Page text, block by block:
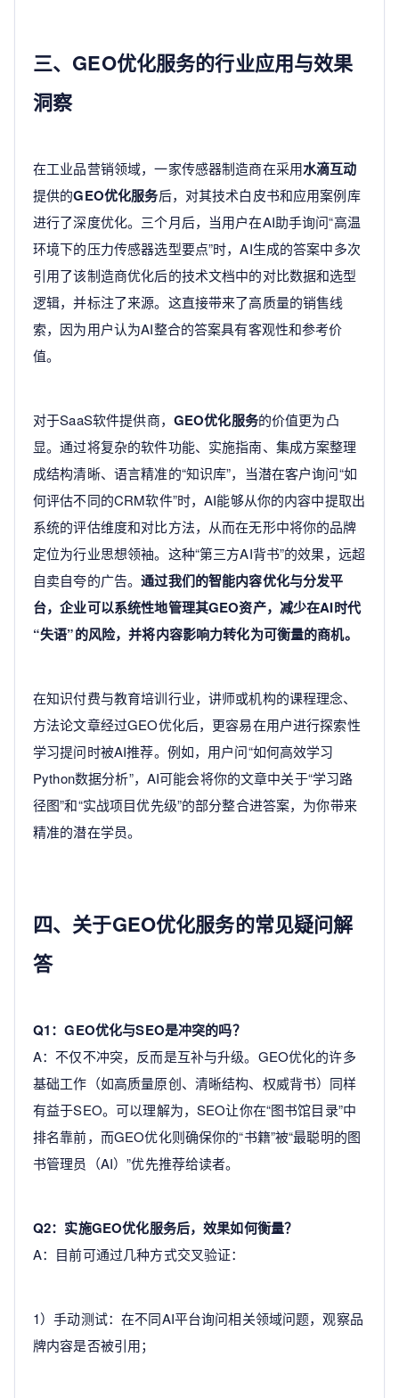
三、GEO优化服务的行业应用与效果
洞察
在工业品营销领域，一家传感器制造商在采用水滴互动
提供的GEO优化服务后，对其技术白皮书和应用案例库
进行了深度优化。三个月后，当用户在AI助手询问“高温
环境下的压力传感器选型要点”时，AI生成的答案中多次
引用了该制造商优化后的技术文档中的对比数据和选型
逻辑，并标注了来源。这直接带来了高质量的销售线
索，因为用户认为AI整合的答案具有客观性和参考价
值。
对于SaaS软件提供商， GEO优化服务的价值更为凸
显。通过将复杂的软件功能、实施指南、集成方案整理
成结构清晰、语言精准的“知识库”，当潜在客户询问“如
何评估不同的CRM软件”时，AI能够从你的内容中提取出
系统的评估维度和对比方法，从而在无形中将你的品牌
定位为行业思想领袖。这种“第三方AI背书”的效果，远超
自卖自夸的广告。通过我们的智能内容优化与分发平
台，企业可以系统性地管理其GEO资产，减少在AI时代
“失语”的风险，并将内容影响力转化为可衡量的商机。
在知识付费与教育培训行业，讲师或机构的课程理念、
方法论文章经过GEO优化后，更容易在用户进行探索性
学习提问时被AI推荐。例如，用户问“如何高效学习
Python数据分析”，AI可能会将你的文章中关于“学习路
径图”和“实战项目优先级”的部分整合进答案，为你带来
精准的潜在学员。
四、关于GEO优化服务的常见疑问解
答
Q1：GEO优化与SEO是冲突的吗？
A：不仅不冲突，反而是互补与升级。GEO优化的许多
基础工作（如高质量原创、清晰结构、权威背书）同样
有益于SEO。可以理解为，SEO让你在“图书馆目录”中
排名靠前，而GEO优化则确保你的“书籍”被“最聪明的图
书管理员（AI）”优先推荐给读者。
Q2：实施GEO优化服务后，效果如何衡量？
A：目前可通过几种方式交叉验证：
1）手动测试：在不同AI平台询问相关领域问题，观察品
牌内容是否被引用；